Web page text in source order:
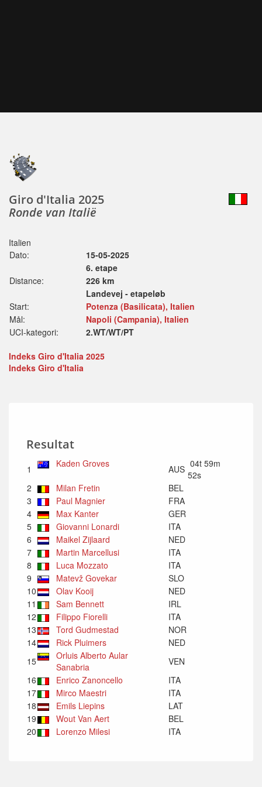
Giro d'Italia 2025
Ronde van Italië
Italien
Dato:
15-05-2025
6. etape
Distance:
226 km
Landevej - etapeløb
Start:
Potenza (Basilicata), Italien
Mål:
Napoli (Campania), Italien
UCI-kategori:
2.WT/WT/PT
Indeks Giro d'Italia 2025
Indeks Giro d'Italia
Resultat
1 Kaden Groves AUS 04t 59m
52s
2
Milan Fretin
BEL
3
Paul Magnier
FRA
4
Max Kanter
GER
5
Giovanni Lonardi
ITA
6
Maikel Zijlaard
NED
7
Martin Marcellusi
ITA
8
Luca Mozzato
ITA
9
Matevž Govekar
SLO
10
Olav Kooij
NED
11
Sam Bennett
IRL
12
Filippo Fiorelli
ITA
13
Tord Gudmestad
NOR
14
Rick Pluimers
NED
15
Orluis Alberto Aular
Sanabria
VEN
16
Enrico Zanoncello
ITA
17
Mirco Maestri
ITA
18
Emils Liepins
LAT
19
Wout Van Aert
BEL
20
Lorenzo Milesi ITA